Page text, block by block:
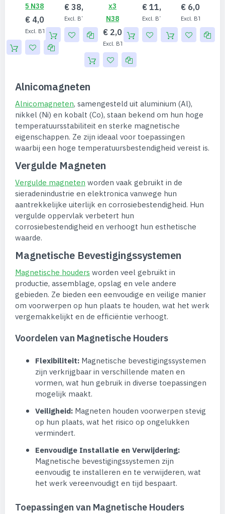
5 N38
€ 4,01
€ 3,31
€ 38,60
€ 31,90
X3
N38
€ 2,00
€ 1,65
€ 11,50
€ 9,50
€ 6,00
Alnicomagneten
Alnicomagneten, samengesteld uit aluminium (Al),
nikkel (Ni) en kobalt (Co), staan bekend om hun hoge
temperatuursstabiliteit en sterke magnetische
eigenschappen. Ze zijn ideaal voor toepassingen
waarbij een hoge temperatuursbestendigheid vereist is.
Vergulde Magneten
Vergulde magneten worden vaak gebruikt in de
sieradenindustrie en elektronica vanwege hun
aantrekkelijke uiterlijk en corrosiebestendigheid. Hun
vergulde oppervlak verbetert hun
corrosiebestendigheid en verhoogt hun esthetische
waarde.
Magnetische Bevestigingssystemen
Magnetische houders worden veel gebruikt in
productie, assemblage, opslag en vele andere
gebieden. Ze bieden een eenvoudige en veilige manier
om voorwerpen op hun plaats te houden, wat het werk
vergemakkelijkt en de efficiëntie verhoogt.
Voordelen van Magnetische Houders
Flexibiliteit: Magnetische bevestigingssystemen
zijn verkrijgbaar in verschillende maten en
vormen, wat hun gebruik in diverse toepassingen
mogelijk maakt.
Veiligheid: Magneten houden voorwerpen stevig
op hun plaats, wat het risico op ongelukken
vermindert.
Eenvoudige Installatie en Verwijdering:
Magnetische bevestigingssystemen zijn
eenvoudig te installeren en te verwijderen, wat
het werk vereenvoudigt en tijd bespaart.
Toepassingen van Magnetische Houders